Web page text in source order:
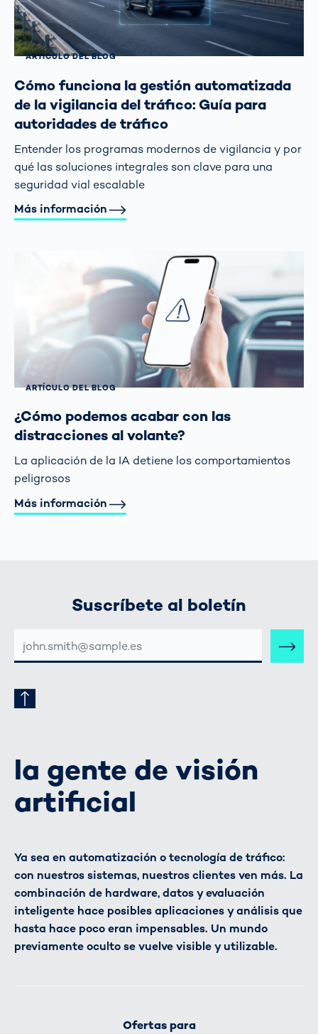
ARTÍCULO DEL BLOG
Cómo funciona la gestión automatizada
de la vigilancia del tráfico: Guía para
autoridades de tráfico
Entender los programas modernos de vigilancia y por
qué las soluciones integrales son clave para una
seguridad vial escalable
Más información
ARTÍCULO DEL BLOG
¿Cómo podemos acabar con las
distracciones al volante?
La aplicación de la IA detiene los comportamientos
peligrosos
Más información
Suscríbete al boletín
CORREO
la gente de visión
artificial
Ya sea en automatización o tecnología de tráfico:
con nuestros sistemas, nuestros clientes ven más. La
combinación de hardware, datos y evaluación
inteligente hace posibles aplicaciones y análisis que
hasta hace poco eran impensables. Un mundo
previamente oculto se vuelve visible y utilizable.
Ofertas para